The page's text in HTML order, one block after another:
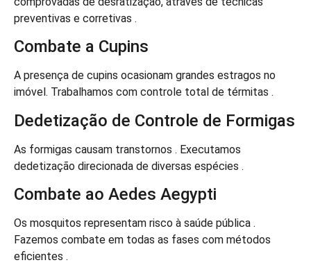
preventivas e corretivas .
Combate a Cupins
A presença de cupins ocasionam grandes estragos no
imóvel. Trabalhamos com controle total de térmitas .
Dedetização de Controle de Formigas
As formigas causam transtornos . Executamos
dedetização direcionada de diversas espécies .
Combate ao Aedes Aegypti
Os mosquitos representam risco à saúde pública .
Fazemos combate em todas as fases com métodos
eficientes .